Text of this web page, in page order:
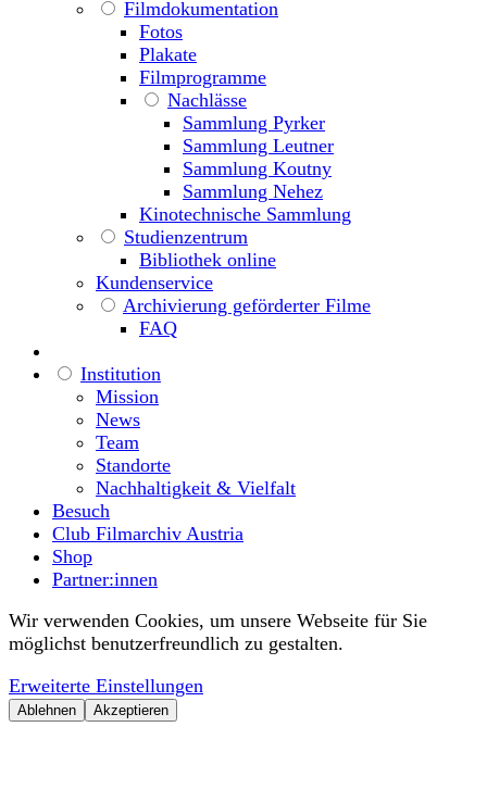
Filmdokumentation
Fotos
Plakate
Filmprogramme
Nachlässe
Sammlung Pyrker
Sammlung Leutner
Sammlung Koutny
Sammlung Nehez
Kinotechnische Sammlung
Studienzentrum
Bibliothek online
Kundenservice
Archivierung geförderter Filme
FAQ
Institution
Mission
News
Team
Standorte
Nachhaltigkeit & Vielfalt
Besuch
Club Filmarchiv Austria
Shop
Partner:innen
Wir verwenden Cookies, um unsere Webseite für Sie
möglichst benutzerfreundlich zu gestalten.
Erweiterte Einstellungen
Ablehnen Akzeptieren